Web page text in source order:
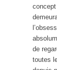
de
toutes